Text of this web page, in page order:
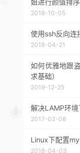
姐进行颜值排序
2018-10-05
使用ssh反向连
2018-04-21
如何优雅地跟
求基础）
2019-12-25
解决LAMP环
2017-02-08
Linux下配置
2018-04-03